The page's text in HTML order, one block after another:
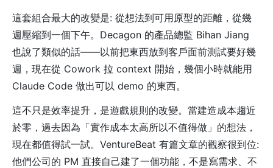
這套組合最大的改變是: 從想法到可用原型的距離，從幾
週壓縮到一個下午。Decagon 的產品總監 Bihan Jiang
也說了類似的話——以前把東西放到客戶面前測試要好幾
週，現在從 Cowork 拉 context 開始，幾個小時就能用
Claude Code 做出可以 demo 的東西。
這不只是效率提升，是遊戲規則的改變。當建造成本趨近
於零，過去因為「實作成本太高所以不值得做」的想法，
現在都值得試一試。VentureBeat 有篇文章的觀察很到位:
他們公司的 PM 直接自己建了一個功能，不是寫需求、不